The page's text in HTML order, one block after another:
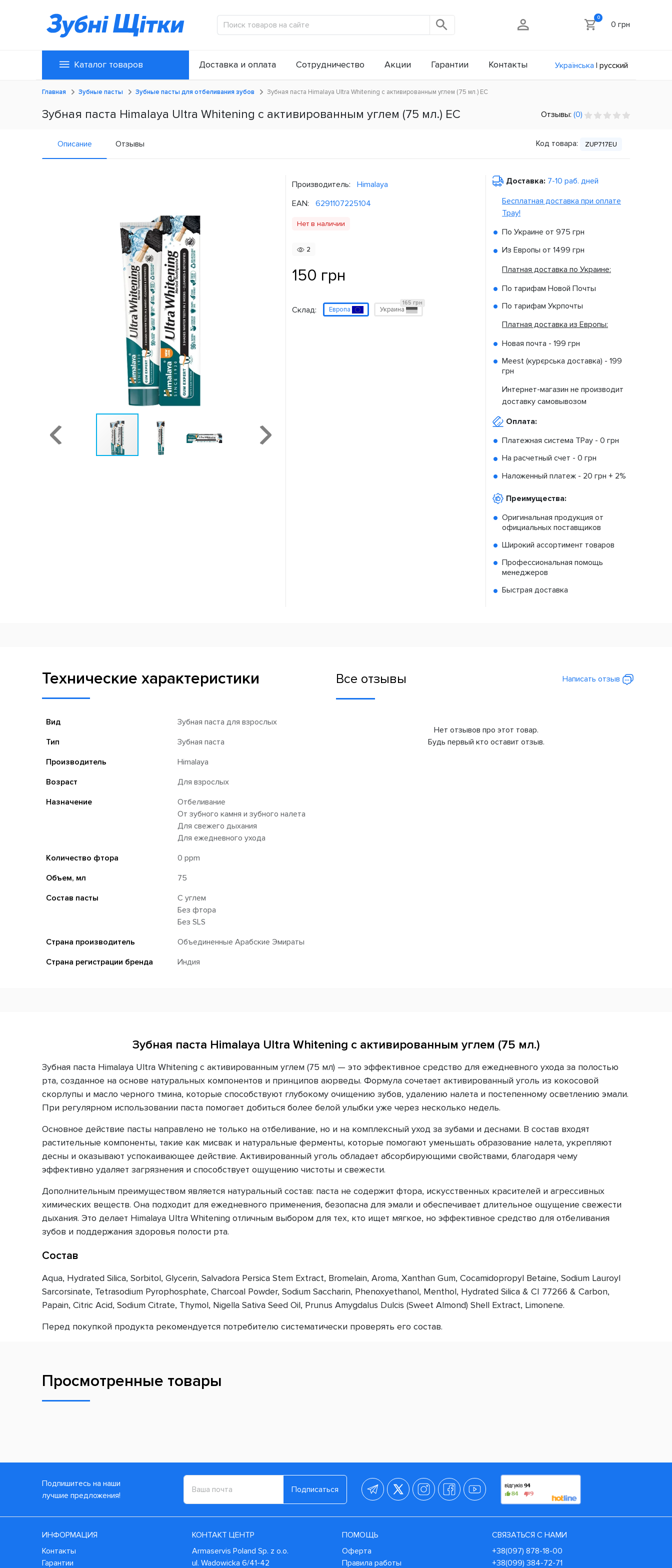
0
0 грн
Каталог товаров Доставка и оплата Сотрудничество Акции Гарантии Контакты Українська | русский
Главная Зубные пасты Зубные пасты для отбеливания зубов Зубная паста Himalaya Ultra Whitening с активированным углем (75 мл.) ЕС
Зубная паста Himalaya Ultra Whitening с активированным углем (75 мл.) ЕС Отзывы: (0)
Описание Отзывы Код товара: ZUP717EU
Производитель:
Himalaya
EAN:
6291107225104
Нет в наличии
2
150 грн
Склад: Европа Украина
165 грн
Доставка: 7-10 раб. дней
Бесплатная доставка при оплате
Tpay!
По Украине от 975 грн
Из Европы от 1499 грн
Платная доставка по Украине:
По тарифам Новой Почты
По тарифам Укрпочты
Платная доставка из Европы:
Новая почта - 199 грн
Meest (курєрська доставка) - 199
грн
Интернет-магазин не производит
доставку самовывозом
Оплата:
Платежная система TPay - 0 грн
На расчетный счет - 0 грн
Наложенный платеж - 20 грн + 2%
Преимущества:
Оригинальная продукция от
официальных поставщиков
Широкий ассортимент товаров
Профессиональная помощь
менеджеров
Быстрая доставка
Технические характеристики
Вид
Зубная паста для взрослых
Тип
Зубная паста
Производитель
Himalaya
Возраст
Для взрослых
Назначение
Отбеливание
От зубного камня и зубного налета
Для свежего дыхания
Для ежедневного ухода
Количество фтора
0 ppm
Объем, мл
75
Состав пасты
С углем
Без фтора
Без SLS
Страна производитель
Объединенные Арабские Эмираты
Страна регистрации бренда
Индия
Все отзывы Написать отзыв
Нет отзывов про этот товар.
Будь первый кто оставит отзыв.
Зубная паста Himalaya Ultra Whitening с активированным углем (75 мл.)
Зубная паста Himalaya Ultra Whitening с активированным углем (75 мл) — это эффективное средство для ежедневного ухода за полостью
рта, созданное на основе натуральных компонентов и принципов аюрведы. Формула сочетает активированный уголь из кокосовой
скорлупы и масло черного тмина, которые способствуют глубокому очищению зубов, удалению налета и постепенному осветлению эмали.
При регулярном использовании паста помогает добиться более белой улыбки уже через несколько недель.
Основное действие пасты направлено не только на отбеливание, но и на комплексный уход за зубами и деснами. В состав входят
растительные компоненты, такие как мисвак и натуральные ферменты, которые помогают уменьшать образование налета, укрепляют
десны и оказывают успокаивающее действие. Активированный уголь обладает абсорбирующими свойствами, благодаря чему
эффективно удаляет загрязнения и способствует ощущению чистоты и свежести.
Дополнительным преимуществом является натуральный состав: паста не содержит фтора, искусственных красителей и агрессивных
химических веществ. Она подходит для ежедневного применения, безопасна для эмали и обеспечивает длительное ощущение свежести
дыхания. Это делает Himalaya Ultra Whitening отличным выбором для тех, кто ищет мягкое, но эффективное средство для отбеливания
зубов и поддержания здоровья полости рта.
Состав
Aqua, Hydrated Silica, Sorbitol, Glycerin, Salvadora Persica Stem Extract, Bromelain, Aroma, Xanthan Gum, Cocamidopropyl Betaine, Sodium Lauroyl
Sarcorsinate, Tetrasodium Pyrophosphate, Charcoal Powder, Sodium Saccharin, Phenoxyethanol, Menthol, Hydrated Silica & CI 77266 & Carbon,
Papain, Citric Acid, Sodium Citrate, Thymol, Nigella Sativa Seed Oil, Prunus Amygdalus Dulcis (Sweet Almond) Shell Extract, Limonene.
Перед покупкой продукта рекомендуется потребителю систематически проверять его состав.
Просмотренные товары
Подпишитесь на наши
лучшие предложения!
Подписаться
ИНФОРМАЦИЯ
Контакты
Гарантии
КОНТАКТ ЦЕНТР
Armaservis Poland Sp. z o.o.
ul. Wadowicka 6/41-42
ПОМОЩЬ
Оферта
Правила работы
СВЯЗАТЬСЯ С НАМИ
+38(097) 878-18-00
+38(099) 384-72-71